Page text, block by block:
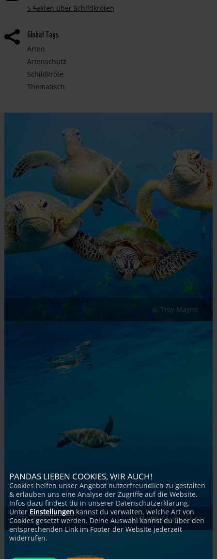
5 Fakten über Schildkröten
 Global Tags
Arten
Artenschutz
Schildkröte
Thematisch
Troy Mayne
Magnus Lundgren
PANDAS LIEBEN COOKIES, WIR AUCH!
Cookies helfen unser Angebot nutzerfreundlich zu gestalten
& erlauben uns eine Analyse der Zugriffe auf die Website.
Infos dazu findest du in unserer Datenschutzerklärung.
Unter Einstellungen kannst du verwalten, welche Art von
Cookies gesetzt werden. Deine Auswahl kannst du über den
entsprechenden Link im Footer der Website jederzeit
widerrufen.